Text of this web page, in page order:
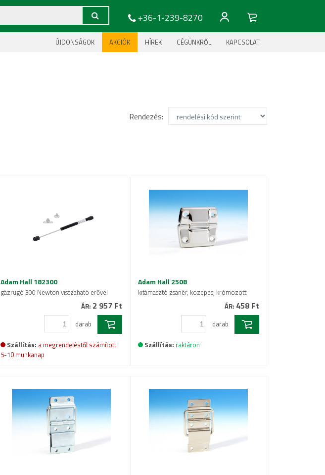
+36-1-239-8270
KAPCSOLAT
CÉGÜNKRŐL
HÍREK
AKCIÓK
ÚJDONSÁGOK
Rendezés:
Adam Hall 182300
gázrugó 300 Newton visszaható erővel
ÁR: 2 957 Ft
darab
Szállítás: a megrendeléstől számított
5-10 munkanap
Adam Hall 2508
kitámasztó zsanér, közepes, krómozott
ÁR: 458 Ft
darab
Szállítás: raktáron